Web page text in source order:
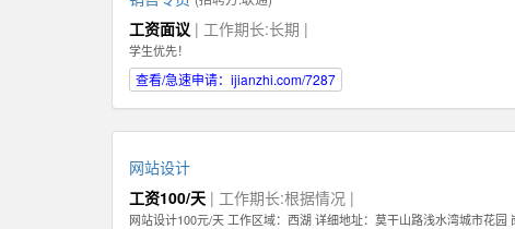
工资面议 | 工作期长:长期 |
学生优先！
查看/急速申请：ijianzhi.com/7287
网站设计
工资100/天 | 工作期长:根据情况 |
网站设计100元/天 工作区域：西湖 详细地址：莫干山路浅水湾城市花